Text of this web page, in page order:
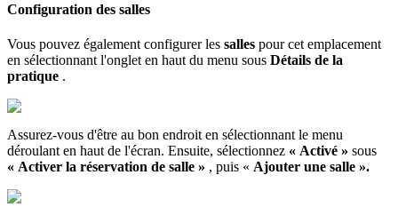
Configuration des salles
Vous pouvez également configurer les salles pour cet emplacement
en sélectionnant l'onglet en haut du menu sous Détails de la
pratique .
Assurez-vous d'être au bon endroit en sélectionnant le menu
déroulant en haut de l'écran. Ensuite, sélectionnez « Activé » sous
« Activer la réservation de salle » , puis « Ajouter une salle ».